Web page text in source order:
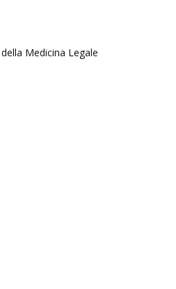
Medicina Legale